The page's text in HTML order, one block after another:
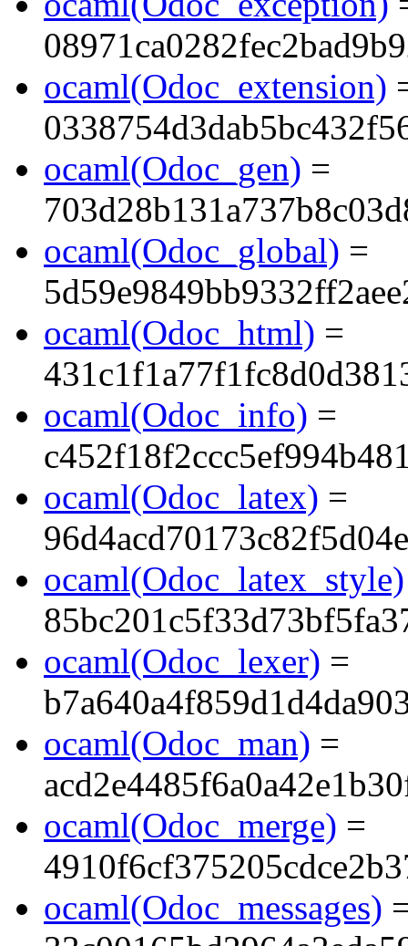
ocaml(Odoc_extension)
ocaml(Odoc_gen) =
ocaml(Odoc_global) =
ocaml(Odoc_html) =
ocaml(Odoc_info) =
ocaml(Odoc_latex) =
ocaml(Odoc_latex_style)
ocaml(Odoc_lexer) =
ocaml(Odoc_man) =
ocaml(Odoc_merge) =
ocaml(Odoc_messages)